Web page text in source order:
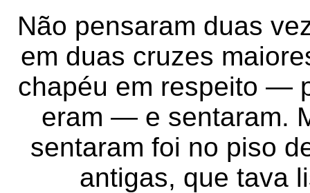
Não pensaram duas
em duas cruzes
chapéu em respeito —
eram — e sentaram.
sentaram foi no piso
antigas, que tava